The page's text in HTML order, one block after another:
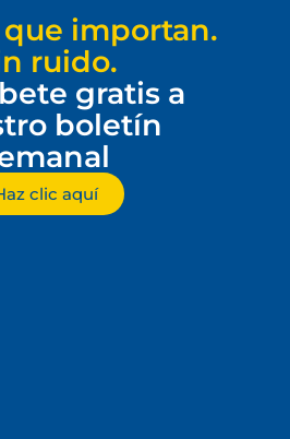
importan.
ruido.
gratis a
boletín
clic aquí